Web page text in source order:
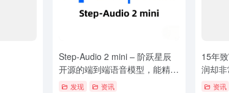
Step-Audio 2 mini – 阶跃星辰
开源的端到端语音模型，能精准
理解各种音频内容
发现 资讯
15年
润却非
资讯